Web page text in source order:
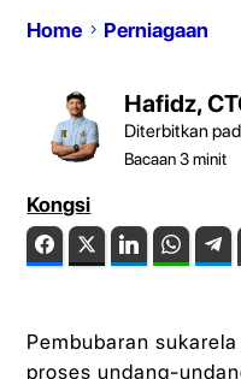
Home Perniagaan
Hafidz,
Diterbitkan
Bacaan3minit
Kongsi
FacebookTwitter LinkedIn
Pembubaran
proses undang-